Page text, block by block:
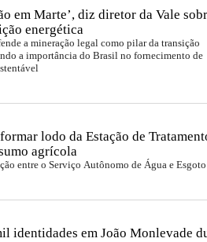
em Marte’, diz diretor da Vale
energética
a mineração legal como pilar da transição
a importância do Brasil no fornecimento de
lodo da Estação de
agrícola
entre o Serviço Autônomo de Água e Esgoto
identidades em João Monlevade